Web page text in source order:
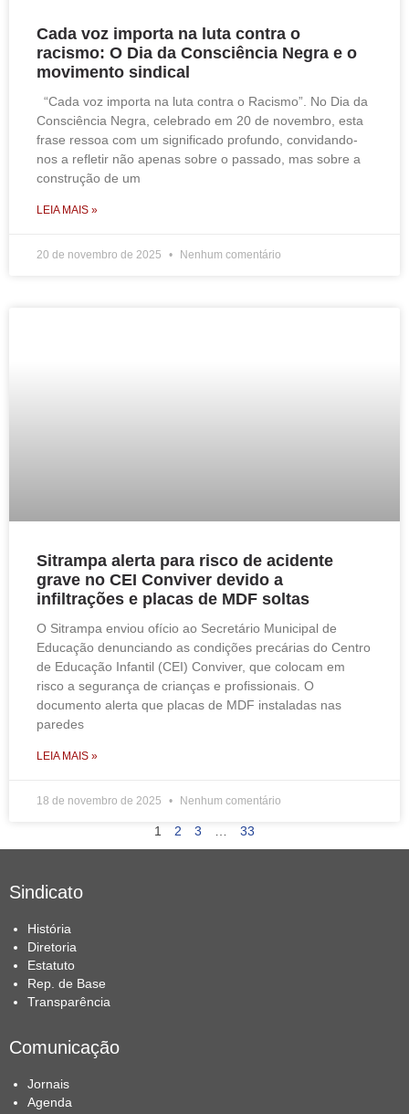
Cada voz importa na luta contra o
racismo: O Dia da Consciência Negra e o
movimento sindical
“Cada voz importa na luta contra o Racismo”. No Dia da
Consciência Negra, celebrado em 20 de novembro, esta
frase ressoa com um significado profundo, convidando-
nos a refletir não apenas sobre o passado, mas sobre a
construção de um
LEIA MAIS »
20 de novembro de 2025 Nenhum comentário
Sitrampa alerta para risco de acidente
grave no CEI Conviver devido a
infiltrações e placas de MDF soltas
O Sitrampa enviou ofício ao Secretário Municipal de
Educação denunciando as condições precárias do Centro
de Educação Infantil (CEI) Conviver, que colocam em
risco a segurança de crianças e profissionais. O
documento alerta que placas de MDF instaladas nas
paredes
LEIA MAIS »
18 de novembro de 2025 Nenhum comentário
1 2 3 … 33
Sindicato
História
Diretoria
Estatuto
Rep. de Base
Transparência
Comunicação
Jornais
Agenda